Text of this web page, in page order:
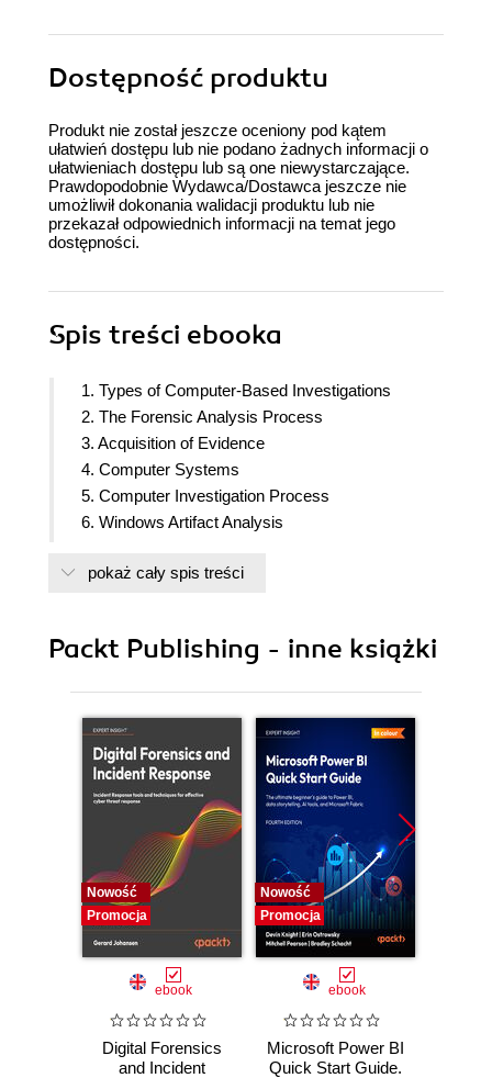
Dostępność produktu
Produkt nie został jeszcze oceniony pod kątem
ułatwień dostępu lub nie podano żadnych informacji o
ułatwieniach dostępu lub są one niewystarczające.
Prawdopodobnie Wydawca/Dostawca jeszcze nie
umożliwił dokonania walidacji produktu lub nie
przekazał odpowiednich informacji na temat jego
dostępności.
Spis treści ebooka
1. Types of Computer-Based Investigations
2. The Forensic Analysis Process
3. Acquisition of Evidence
4. Computer Systems
5. Computer Investigation Process
6. Windows Artifact Analysis
8. Email Forensics
11. Networking Basics
14. Assessments
pokaż cały spis treści
Packt Publishing - inne książki
Nowość
Promocja
ebook
Digital Forensics
and Incident
Nowość
Promocja
ebook
Microsoft Power BI
Quick Start Guide.